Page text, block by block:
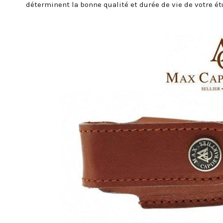
déterminent la bonne qualité et durée de vie de votre